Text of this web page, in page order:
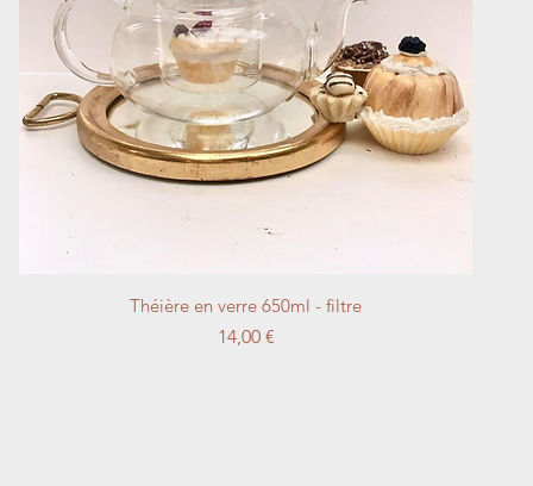
Schnellansicht
Théière en verre 650ml - filtre
Preis
14,00 €